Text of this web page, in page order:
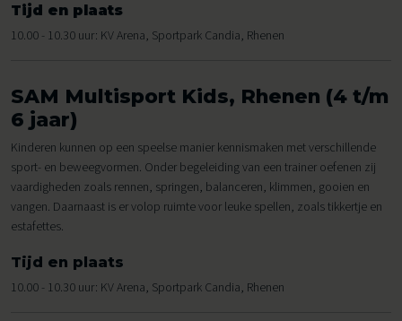
Tijd en plaats
10.00 - 10.30 uur: KV Arena, Sportpark Candia, Rhenen
SAM Multisport Kids, Rhenen (4 t/m
6 jaar)
Kinderen kunnen op een speelse manier kennismaken met verschillende
sport- en beweegvormen. Onder begeleiding van een trainer oefenen zij
vaardigheden zoals rennen, springen, balanceren, klimmen, gooien en
vangen. Daarnaast is er volop ruimte voor leuke spellen, zoals tikkertje en
estafettes.
Tijd en plaats
10.00 - 10.30 uur: KV Arena, Sportpark Candia, Rhenen